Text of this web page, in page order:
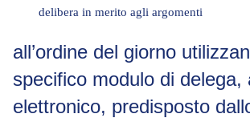
delibera in merito agli argomenti
all’ordine del giorno
specifico modulo di delega,
elettronico, predisposto